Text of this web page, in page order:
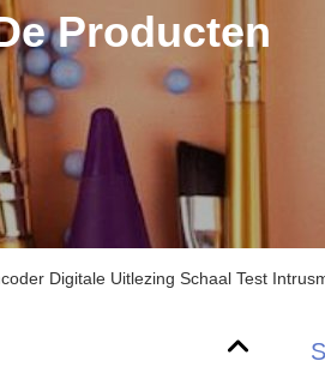
Producten
Digitale Uitlezing Schaal Test